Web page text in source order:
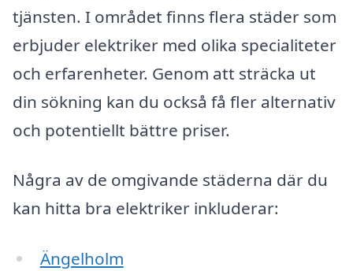
tjänsten. I området finns flera städer som
erbjuder elektriker med olika specialiteter
och erfarenheter. Genom att sträcka ut
din sökning kan du också få fler alternativ
och potentiellt bättre priser.
Några av de omgivande städerna där du
kan hitta bra elektriker inkluderar:
Ängelholm